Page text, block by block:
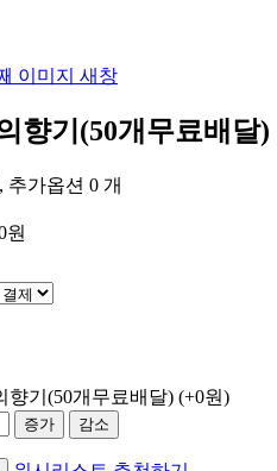
이미지 새창
향기(50개무료배달)
추가옵션 0 개
원
향기(50개무료배달) (+0원)
증가 감소